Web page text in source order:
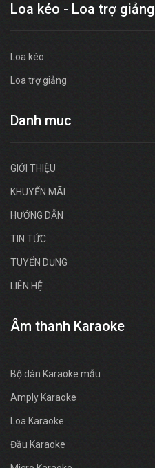
Loa kéo - Loa trợ giảng
Loa kéo
Loa trợ giảng
Danh muc
GIỚI THIỆU
KHUYẾN MÃI
HƯỚNG DẪN
TIN TỨC
TUYỂN DỤNG
LIÊN HỆ
Âm thanh Karaoke
Bộ dàn Karaoke mẫu
Amply Karaoke
Loa Karaoke
Đầu Karaoke